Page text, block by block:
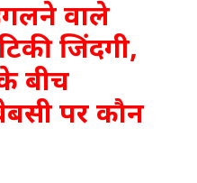
वाले
जिंदगी,
बीच
पर कौन